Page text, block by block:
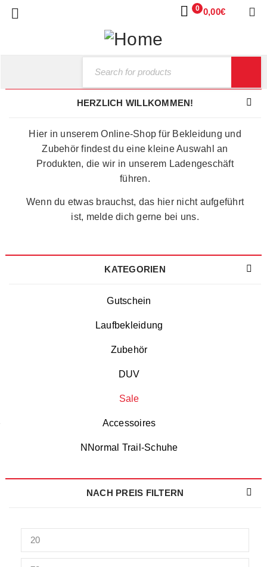
0 0,00€
HERZLICH WILLKOMMEN!
Hier in unserem Online-Shop für Bekleidung und
Zubehör findest du eine kleine Auswahl an
Produkten, die wir in unserem Ladengeschäft
führen.
Wenn du etwas brauchst, das hier nicht aufgeführt
ist, melde dich gerne bei uns.
KATEGORIEN
Gutschein
Laufbekleidung
Zubehör
DUV
Sale
Accessoires
NNormal Trail-Schuhe
NACH PREIS FILTERN